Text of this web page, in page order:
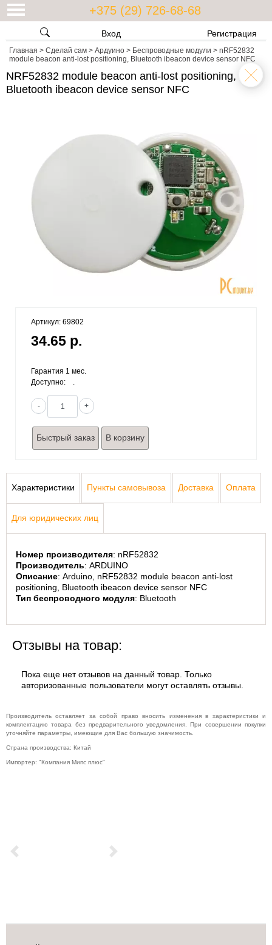
+375 (29) 726-68-68
Вход Регистрация
Previous Next
Главная > Сделай сам > Ардуино > Беспроводные модули > nRF52832
module beacon anti-lost positioning, Bluetooth ibeacon device sensor NFC
NRF52832 module beacon anti-lost positioning,
Bluetooth ibeacon device sensor NFC
Артикул: 69802
34.65 р.
Гарантия 1 мес.
Доступно:
- +
Быстрый заказ
Характеристики Пункты самовывоза Доставка Оплата
Для юридических лиц
Номер производителя: nRF52832
Производитель: ARDUINO
Описание: Arduino, nRF52832 module beacon anti-lost
positioning, Bluetooth ibeacon device sensor NFC
Тип беспроводного модуля: Bluetooth
Отзывы на товар:
Пока еще нет отзывов на данный товар. Только
авторизованные пользователи могут оставлять отзывы.
Производитель оставляет за собой право вносить изменения в характеристики и
комплектацию товара без предварительного уведомления. При совершении покупки
уточняйте параметры, имеющие для Вас большую значимость.
Страна производства: Китай
Импортер: "Компания Мипс плюс"